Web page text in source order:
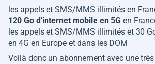
les appels et SMS/MMS illimités en
120 Go d'internet mobile en 5G en
les appels et SMS/MMS illimités et 30
en 4G en Europe et dans les DOM
Voilà donc un abonnement avec une